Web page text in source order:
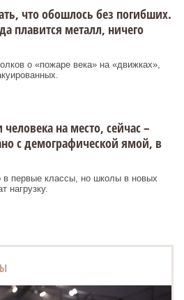
что обошлось без погибших.
плавится металл, ничего
о «пожаре века» на «движках»,
на место, сейчас –
с демографической ямой, в
в первые классы, но школы в новых
нагрузку.